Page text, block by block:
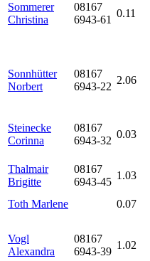
Sommerer
Christina
08167
6943-61
0.11
Sonnhütter
Norbert
08167
6943-22
2.06
Steinecke
Corinna
08167
6943-32
0.03
Thalmair
Brigitte
08167
6943-45
1.03
Toth Marlene
0.07
Vogl
Alexandra
08167
6943-39
1.02